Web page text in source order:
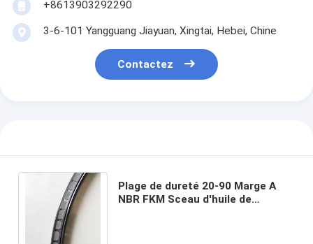
+8613903292290
3-6-101 Yangguang Jiayuan, Xingtai, Hebei, Chine
Contactez
Plage de dureté 20-90 Marge A
NBR FKM Sceau d'huile de